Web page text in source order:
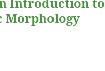
Morphology